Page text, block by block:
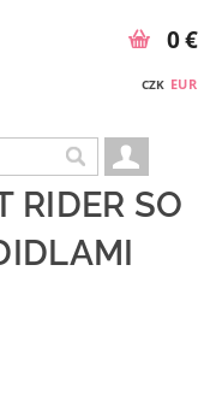
CZK EUR
0 €
RIDER SO